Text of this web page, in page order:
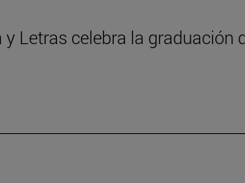
Letras celebra la graduación